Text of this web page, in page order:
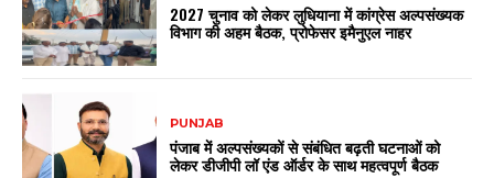
2027 चुनाव को लेकर लुधियाना में कांग्रेस अल्पसंख्यक
विभाग की अहम बैठक, प्रोफेसर इमैनुएल नाहर
PUNJAB
पंजाब में अल्पसंख्यकों से संबंधित बढ़ती घटनाओं को
लेकर डीजीपी लॉ एंड ऑर्डर के साथ महत्वपूर्ण बैठक